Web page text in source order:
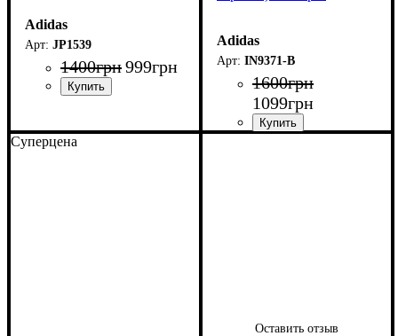
Adidas
JP1539
1400грн999грн
Adidas
IN9371-B
1600грн
1099грн
Суперцена
Оставить отзыв